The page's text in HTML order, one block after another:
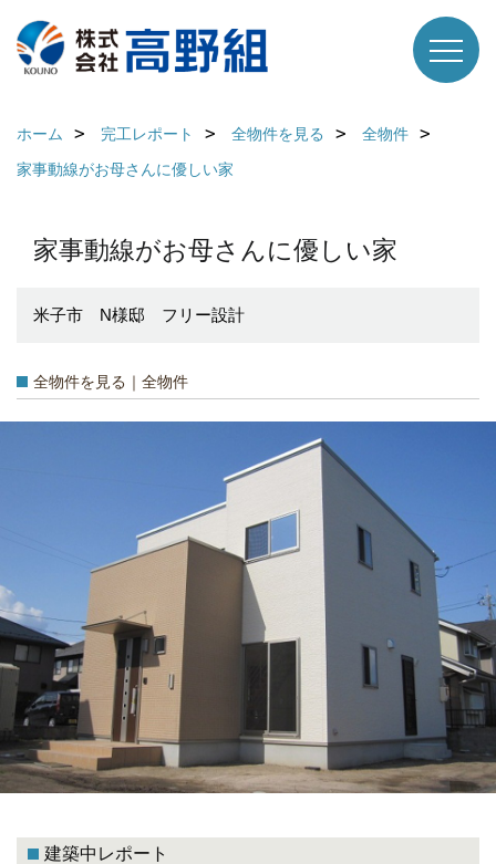
ホーム 完工レポート 全物件を見る
全物件
家事動線がお母さんに優しい家
家事動線がお母さんに優しい家
米子市 N様邸 フリー設計
全物件を見る｜全物件
建築中レポート